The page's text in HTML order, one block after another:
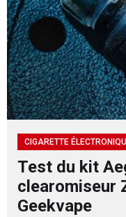
CIGARETTE
Test du kit
clearomiseur
Geekvape